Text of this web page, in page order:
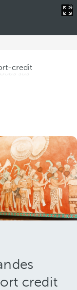
credit
permite disfrutar de
sus
credit